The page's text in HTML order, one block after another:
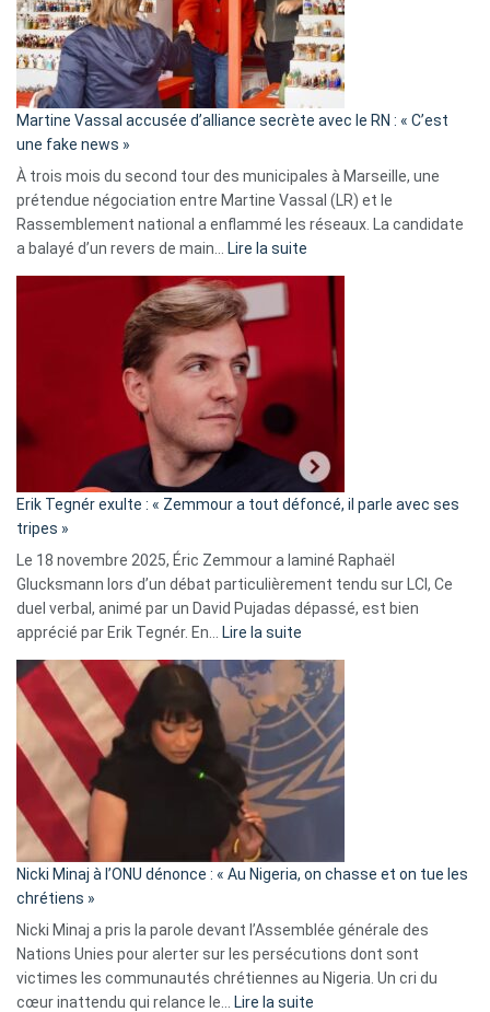
Algérie
Martine Vassal accusée d’alliance secrète avec le RN : « C’est
une fake news »
À trois mois du second tour des municipales à Marseille, une
prétendue négociation entre Martine Vassal (LR) et le
Rassemblement national a enflammé les réseaux. La candidate
a balayé d’un revers de main…
Lire la suite
d’alliance
secrète
«
C’est
fake
news
»
Erik Tegnér exulte : « Zemmour a tout défoncé, il parle avec ses
tripes »
Le 18 novembre 2025, Éric Zemmour a laminé Raphaël
Glucksmann lors d’un débat particulièrement tendu sur LCI, Ce
duel verbal, animé par un David Pujadas dépassé, est bien
apprécié par Erik Tegnér. En…
Lire la suite
Tegnér
exulte
« Zemmour
a
tout
parle
ses
tripes »
Nicki Minaj à l’ONU dénonce : « Au Nigeria, on chasse et on tue les
chrétiens »
Nicki Minaj a pris la parole devant l’Assemblée générale des
Nations Unies pour alerter sur les persécutions dont sont
victimes les communautés chrétiennes au Nigeria. Un cri du
cœur inattendu qui relance le…
Lire la suite